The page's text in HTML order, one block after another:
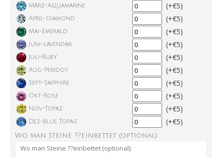
März-Aquamarine (+€5)
April-Diamond (+€5)
Mai-Emerald (+€5)
Juni-Lavendar (+€5)
Juli-Ruby (+€5)
Aug-Peridot (+€5)
Sept-Sapphire (+€5)
Okt-Rose (+€5)
Nov-Topaz (+€5)
Dez-Blue Topaz (+€5)
Wo man Steine ??einbettet (optional):